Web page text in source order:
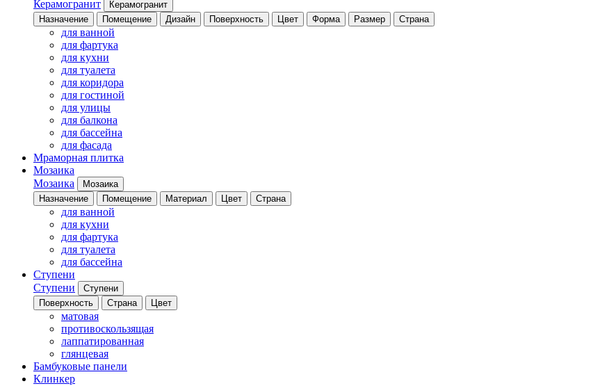
Керамогранит
Керамогранит
Назначение
Помещение Дизайн Поверхность Цвет Форма Размер Страна
для ванной
для фартука
для кухни
для туалета
для коридора
для гостиной
для улицы
для балкона
для бассейна
для фасада
Мраморная плитка
Мозаика
Мозаика
Мозаика
Назначение
Помещение Материал Цвет Страна
для ванной
для кухни
для фартука
для туалета
для бассейна
Ступени
Ступени
Ступени
Поверхность
Страна Цвет
матовая
противоскользящая
лаппатированная
глянцевая
Бамбуковые панели
Клинкер